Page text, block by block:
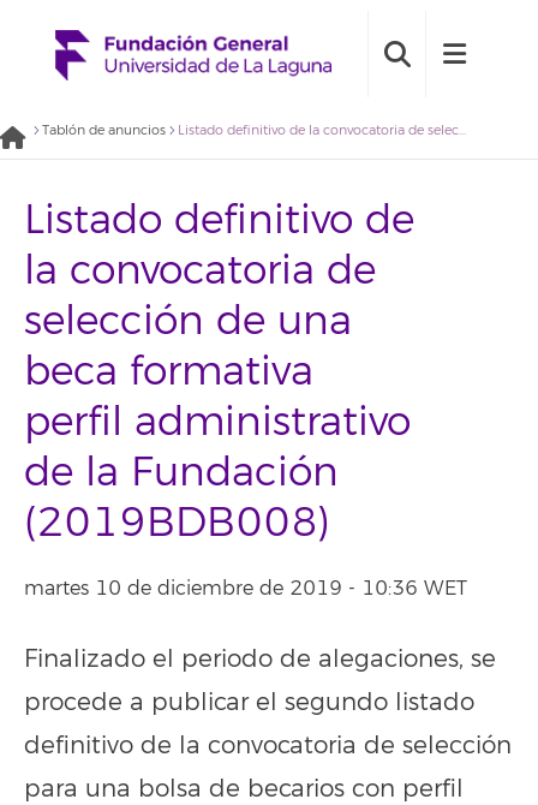
Tablón de anuncios Listado definitivo de la convocatoria de selección de una beca formativa perfil administrativo de la Fundación (2019BDB008)
Listado definitivo de
la convocatoria de
selección de una
beca formativa
perfil administrativo
de la Fundación
(2019BDB008)
martes 10 de diciembre de 2019 - 10:36 WET
Finalizado el periodo de alegaciones, se
procede a publicar el segundo listado
definitivo de la convocatoria de selección
para una bolsa de becarios con perfil